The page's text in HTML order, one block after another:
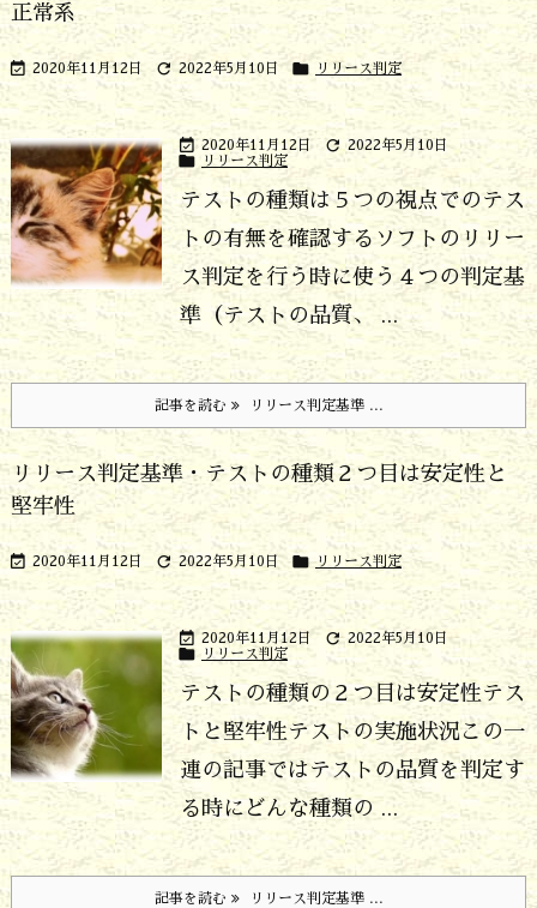
正常系
 2020年11月12日  2022年5月10日  リリース判定
 2020年11月12日  2022年5月10日
 リリース判定
テストの種類は５つの視点でのテス
トの有無を確認する ソフトのリリー
ス判定を行う時に使う４つの判定基
準（テストの品質、 ...
記事を読む リリース判定基準 ...
リリース判定基準・テストの種類２つ目は安定性と
堅牢性
 2020年11月12日  2022年5月10日  リリース判定
 2020年11月12日  2022年5月10日
 リリース判定
テストの種類の２つ目は安定性テス
トと堅牢性テストの実施状況この一
連の記事ではテストの品質を判定す
る時にどんな種類の ...
記事を読む リリース判定基準 ...